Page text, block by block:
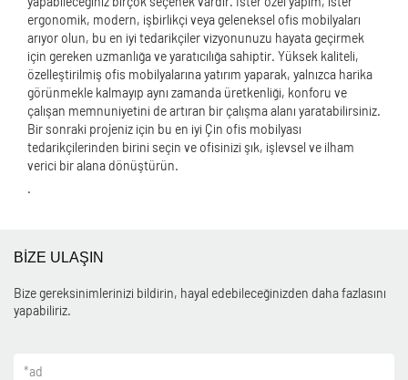
ergonomik, modern, işbirlikçi veya geleneksel ofis mobilyaları
arıyor olun, bu en iyi tedarikçiler vizyonunuzu hayata geçirmek
için gereken uzmanlığa ve yaratıcılığa sahiptir. Yüksek kaliteli,
özelleştirilmiş ofis mobilyalarına yatırım yaparak, yalnızca harika
görünmekle kalmayıp aynı zamanda üretkenliği, konforu ve
çalışan memnuniyetini de artıran bir çalışma alanı yaratabilirsiniz.
Bir sonraki projeniz için bu en iyi Çin ofis mobilyası
tedarikçilerinden birini seçin ve ofisinizi şık, işlevsel ve ilham
verici bir alana dönüştürün.
.
BİZE ULAŞIN
Bize gereksinimlerinizi bildirin, hayal edebileceğinizden daha fazlasını
yapabiliriz.
*ad